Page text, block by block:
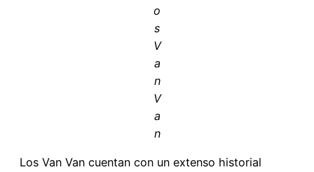
o
s
V
a
n
V
a
n
Los Van Van cuentan con un extenso historial